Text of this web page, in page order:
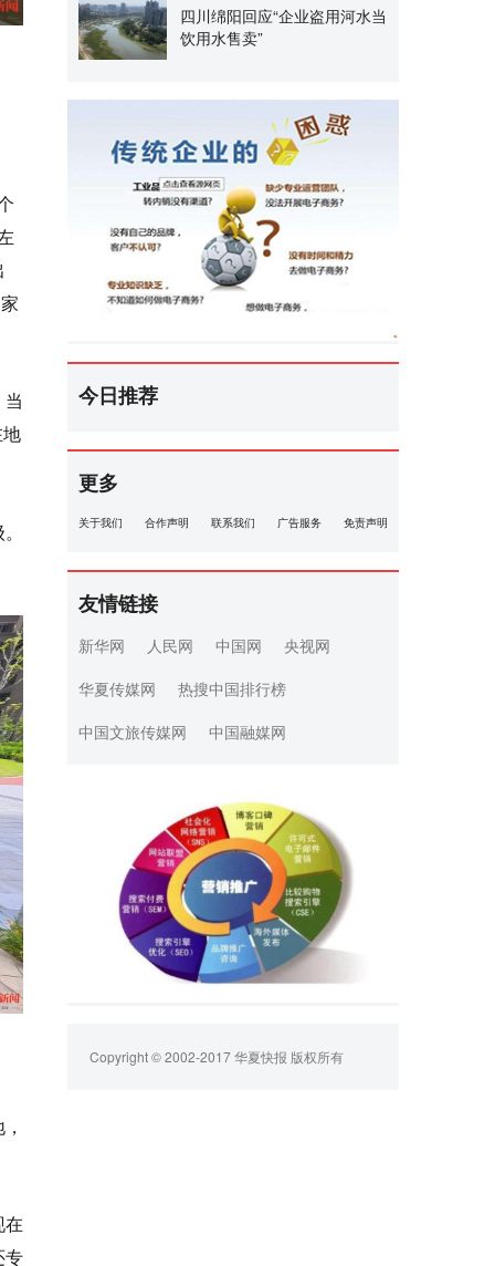
当
地
在
专
四川绵阳回应“企业盗用河水当
饮用水售卖”
今日推荐
更多
关于我们 合作声明 联系我们 广告服务 免责声明
友情链接
新华网 人民网 中国网
央视网
华夏传媒网
热搜中国排行榜
中国文旅传媒网
中国融媒网
Copyright © 2002-2017 华夏快报 版权所有